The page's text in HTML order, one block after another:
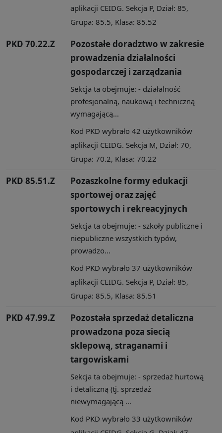
aplikacji CEIDG. Sekcja P, Dział: 85,
Grupa: 85.5, Klasa: 85.52
PKD 70.22.Z
Pozostałe doradztwo w zakresie
prowadzenia działalności
gospodarczej i zarządzania
Sekcja ta obejmuje: - działalność
profesjonalną, naukową i techniczną
wymagającą...
Kod PKD wybrało 42 użytkowników
aplikacji CEIDG. Sekcja M, Dział: 70,
Grupa: 70.2, Klasa: 70.22
PKD 85.51.Z
Pozaszkolne formy edukacji
sportowej oraz zajęć
sportowych i rekreacyjnych
Sekcja ta obejmuje: - szkoły publiczne i
niepubliczne wszystkich typów,
prowadzo...
Kod PKD wybrało 37 użytkowników
aplikacji CEIDG. Sekcja P, Dział: 85,
Grupa: 85.5, Klasa: 85.51
PKD 47.99.Z
Pozostała sprzedaż detaliczna
prowadzona poza siecią
sklepową, straganami i
targowiskami
Sekcja ta obejmuje: - sprzedaż hurtową
i detaliczną (tj. sprzedaż
niewymagającą ...
Kod PKD wybrało 33 użytkowników